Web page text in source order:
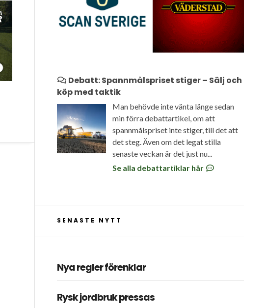
Debatt: Spannmålspriset stiger – Sälj och
köp med taktik
Man behövde inte vänta länge sedan
min förra debattartikel, om att
spannmålspriset inte stiger, till det att
det steg. Även om det legat stilla
senaste veckan är det just nu...
Se alla debattartiklar här
SENASTE NYTT
Nya regler förenklar
Rysk jordbruk pressas